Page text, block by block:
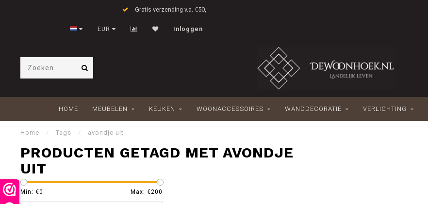
Gratis verzending v.a. €50,-
EUR Inloggen
HOME MEUBELEN KEUKEN WOONACCESSOIRES WANDDECORATIE VERLICHTING
Home / Tags / avondje uit
PRODUCTEN GETAGD MET AVONDJE
UIT
Min: €0 Max: €200